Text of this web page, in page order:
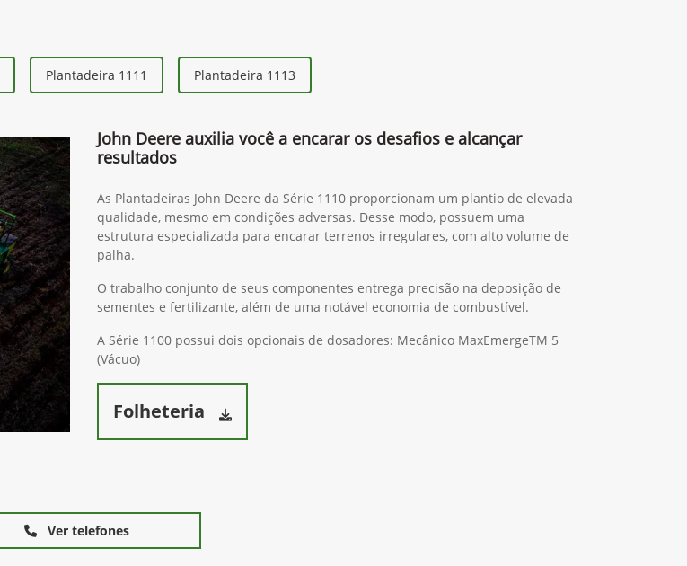
Plantadeira 1111 Plantadeira 1113
John Deere auxilia você a encarar os desafios e alcançar
resultados
As Plantadeiras John Deere da Série 1110 proporcionam um plantio de elevada
qualidade, mesmo em condições adversas. Desse modo, possuem uma
estrutura especializada para encarar terrenos irregulares, com alto volume de
palha.
O trabalho conjunto de seus componentes entrega precisão na deposição de
sementes e fertilizante, além de uma notável economia de combustível.
A Série 1100 possui dois opcionais de dosadores: Mecânico MaxEmergeTM 5
(Vácuo)
Folheteria
Ver telefones